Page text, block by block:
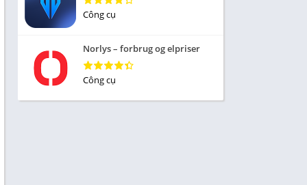
cái
Công cụ
Norlys – forbrug og elpriser
Công cụ